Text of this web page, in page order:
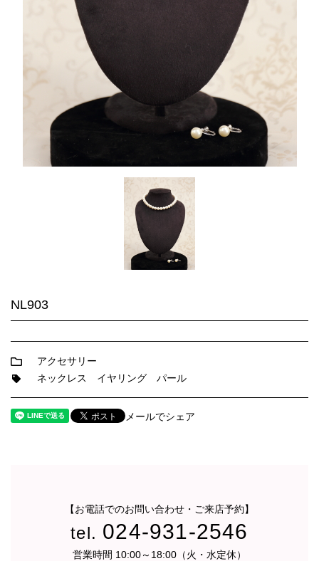
NL903
アクセサリー
ネックレス
イヤリング パール
メールでシェア
【お電話でのお問い合わせ・ご来店予約】
tel. 024-931-2546
営業時間 10:00～18:00（火・水定休）